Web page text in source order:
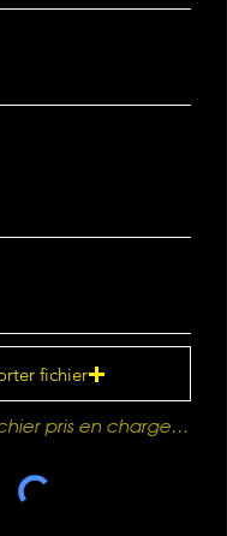
fichier
Importez un fichier pris en charge (max. 15 Mo)